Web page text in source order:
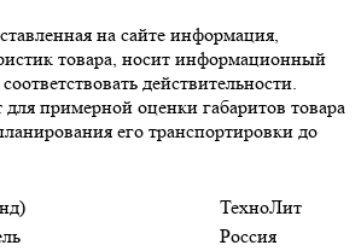
на сайте информация,
товара, носит информационный
действительности.
примерной оценки габаритов товара
его транспортировки до
ТехноЛит
Россия